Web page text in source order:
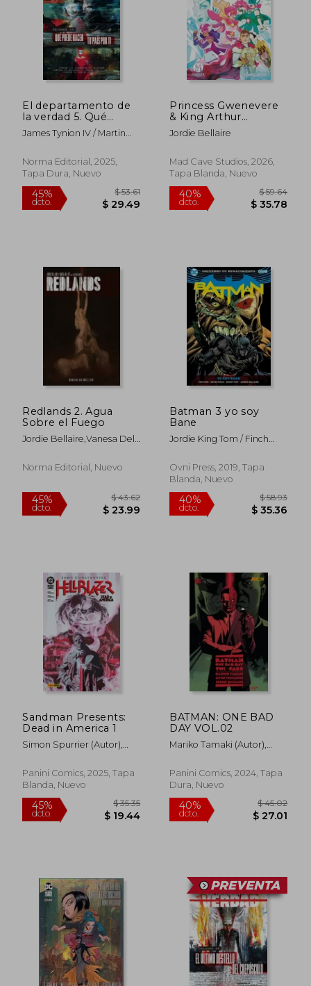
45% 45%
45%
$ 28.57
El departamento de
la verdad 5. Qué
puede hacer tu país
por ti (en Castellano)
James Tynion IV / Martin
Sampson / Jordie Bellaire
Norma Editorial, 2025,
Tapa Dura, Nuevo
dcto. $ 29.49
Princess Gwenevere
& King Arthur
Collection (en Inglés)
Jordie Bellaire
Mad Cave Studios, 2026,
Tapa Blanda, Nuevo
dcto. $
Redlands 2. Agua
Sobre el Fuego
Jordie Bellaire,Vanesa Del
Norma Editorial, Nuevo
Batman 3 yo soy
Bane
Jordie King Tom / Finch
Bellaire
Ovni Press, 2019, Tapa
Blanda, Nuevo
Sandman Presents:
Dead in America 1
Simon Spurrier (Autor),
Lisandro Estherren (Autor),
Jordie Bellaire (Autor)
Panini Comics, 2025, Tapa
Blanda, Nuevo
BATMAN: ONE BAD
DAY VOL.02
Mariko Tamaki (Autor),
Jordie Bellaire (Autor)
Panini Comics, 2024, Tapa
Dura, Nuevo